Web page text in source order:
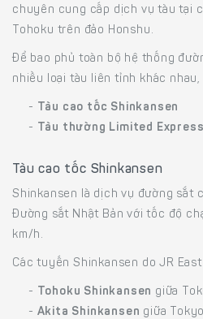
chuyên cung cấp dịch vụ tàu tại
Tohoku trên đảo Honshu.
Để bao phủ toàn bộ hệ thống
nhiều loại tàu liên tỉnh khác nhau,
-
Tàu cao tốc Shinkansen
-
Tàu thường Limited Express
Tàu cao tốc Shinkansen
Shinkansen là dịch vụ đường sắt
Đường sắt Nhật Bản với tốc độ
km/h.
Các tuyến Shinkansen do JR
- Tohoku Shinkansen giữa
- Akita Shinkansen giữa